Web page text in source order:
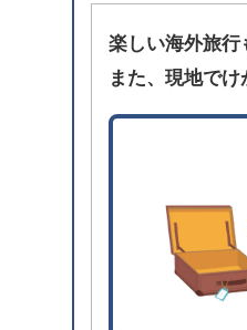
楽しい海外旅行
また、現地で